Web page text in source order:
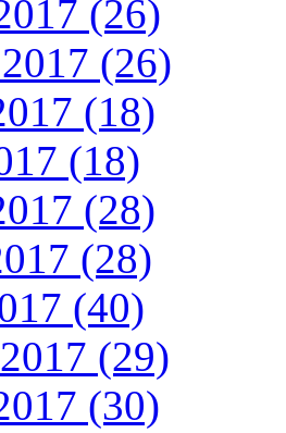
(26)
(26)
(18)
(18)
(28)
(28)
(40)
(29)
(30)